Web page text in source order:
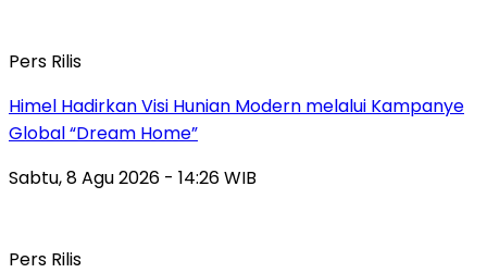
Pers Rilis
Himel Hadirkan Visi Hunian Modern melalui Kampanye
Global “Dream Home”
Sabtu, 8 Agu 2026 - 14:26 WIB
Pers Rilis